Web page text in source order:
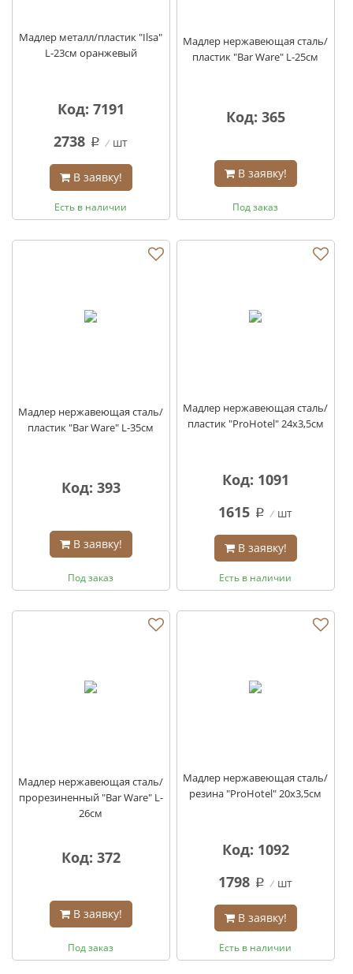
Мадлер металл/пластик "Ilsa"
L-23см оранжевый
Код: 7191
2738 q шт
В заявку!
Есть в наличии
Мадлер нержавеющая сталь/
пластик "Bar Ware" L-25см
Код: 365
В заявку!
Под заказ
Мадлер нержавеющая сталь/
пластик "Bar Ware" L-35см
Код: 393
В заявку!
Под заказ
Мадлер нержавеющая сталь/
пластик "ProHotel" 24х3,5см
Код: 1091
1615 q шт
В заявку!
Есть в наличии
Мадлер нержавеющая сталь/
прорезиненный "Bar Ware" L-
26см
Код: 372
В заявку!
Под заказ
Мадлер нержавеющая сталь/
резина "ProHotel" 20х3,5см
Код: 1092
1798 q шт
В заявку!
Есть в наличии